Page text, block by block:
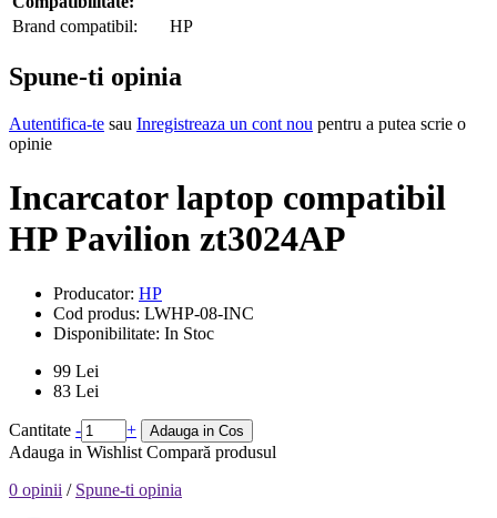
Brand compatibil:
HP
Spune-ti opinia
Autentifica-te sau Inregistreaza un cont nou pentru a putea scrie o
opinie
Incarcator laptop compatibil
HP Pavilion zt3024AP
Producator: HP
Cod produs: LWHP-08-INC
Disponibilitate: In Stoc
99 Lei
83 Lei
Cantitate - + Adauga in Cos
Adauga in Wishlist Compară produsul
0 opinii / Spune-ti opinia